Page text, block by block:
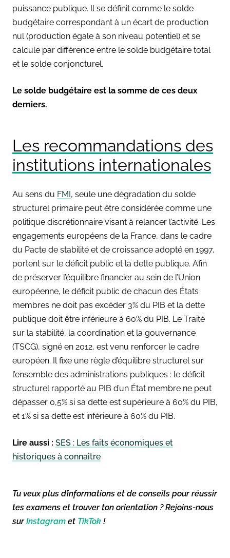
puissance publique. Il se définit comme le solde
budgétaire correspondant à un écart de production
nul (production égale à son niveau potentiel) et se
calcule par différence entre le solde budgétaire total
et le solde conjoncturel.
Le solde budgétaire est la somme de ces deux
derniers.
Les recommandations des
institutions internationales
Au sens du FMI, seule une dégradation du solde
structurel primaire peut être considérée comme une
politique discrétionnaire visant à relancer l’activité. Les
engagements européens de la France, dans le cadre
du Pacte de stabilité et de croissance adopté en 1997,
portent sur le déficit public et la dette publique. Afin
de préserver l’équilibre financier au sein de l’Union
européenne, le déficit public de chacun des États
membres ne doit pas excéder 3% du PIB et la dette
publique doit être inférieure à 60% du PIB. Le Traité
sur la stabilité, la coordination et la gouvernance
(TSCG), signé en 2012, est venu renforcer le cadre
européen. Il fixe une règle d’équilibre structurel sur
l’ensemble des administrations publiques : le déficit
structurel rapporté au PIB d’un État membre ne peut
dépasser 0,5% si sa dette est supérieure à 60% du PIB,
et 1% si sa dette est inférieure à 60% du PIB.
Lire aussi : SES : Les faits économiques et
historiques à connaître
Tu veux plus d’informations et de conseils pour réussir
tes examens et trouver ton orientation ? Rejoins-nous
surInstagram et TikTok !